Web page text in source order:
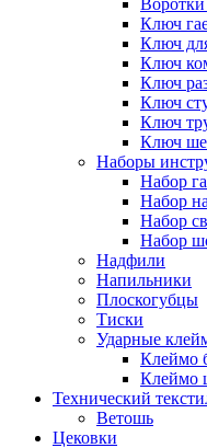
Воротки
Ключ
Ключ
Ключ
Ключ
Ключ
Ключ
Ключ
Наборы
Набор
Набор
Набор
Набор
Надфили
Напильники
Плоскогубцы
Тиски
Ударные
Клеймо
Клеймо
Технический
Ветошь
Цековки